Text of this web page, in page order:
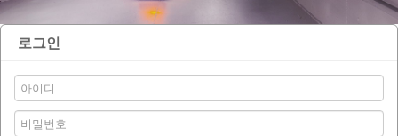
로그인